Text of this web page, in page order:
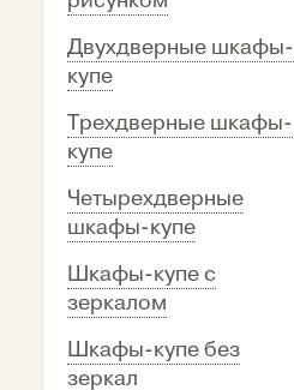
Двухдверные шкафы-
купе
Трехдверные шкафы-
купе
Четырехдверные
шкафы-купе
Шкафы-купе с
зеркалом
Шкафы-купе без
зеркал